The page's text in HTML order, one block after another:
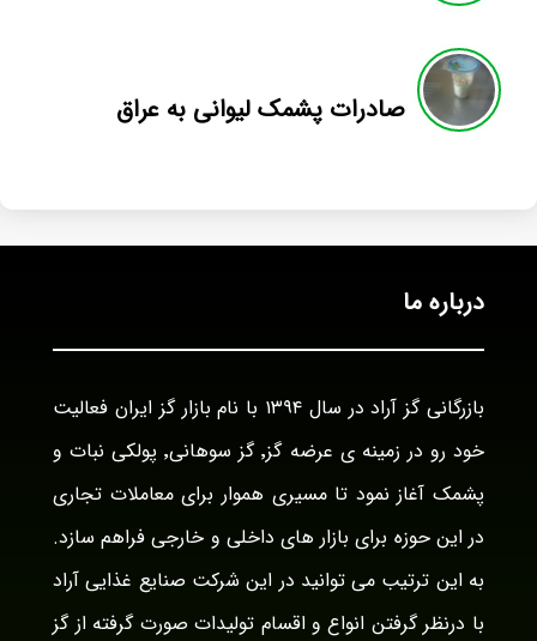
صادرات پشمک لیوانی به عراق
درباره ما
بازرگانی گز آراد در سال ۱۳۹۴ با نام بازار گز ایران فعالیت
خود رو در زمینه ی عرضه گز٬ گز سوهانی٬ پولکی نبات و
پشمک آغاز نمود تا مسیری هموار برای معاملات تجاری
در این حوزه برای بازار های داخلی و خارجی فراهم سازد.
به این ترتیب می توانید در این شرکت صنایع غذایی آراد
با درنظر گرفتن انواع و اقسام تولیدات صورت گرفته از گز